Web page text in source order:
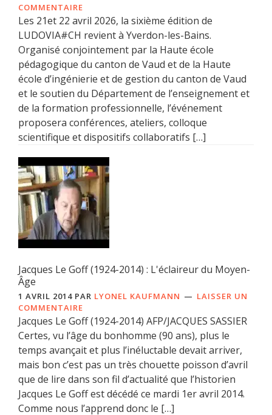
COMMENTAIRE
Les 21et 22 avril 2026, la sixième édition de
LUDOVIA#CH revient à Yverdon-les-Bains.
Organisé conjointement par la Haute école
pédagogique du canton de Vaud et de la Haute
école d’ingénierie et de gestion du canton de Vaud
et le soutien du Département de l’enseignement et
de la formation professionnelle, l’événement
proposera conférences, ateliers, colloque
scientifique et dispositifs collaboratifs […]
Jacques Le Goff (1924-2014) : L'éclaireur du Moyen-
Âge
1 AVRIL 2014 PAR LYONEL KAUFMANN
LAISSER UN
COMMENTAIRE
Jacques Le Goff (1924-2014) AFP/JACQUES SASSIER
Certes, vu l’âge du bonhomme (90 ans), plus le
temps avançait et plus l’inéluctable devait arriver,
mais bon c’est pas un très chouette poisson d’avril
que de lire dans son fil d’actualité que l’historien
Jacques Le Goff est décédé ce mardi 1er avril 2014.
Comme nous l’apprend donc le […]